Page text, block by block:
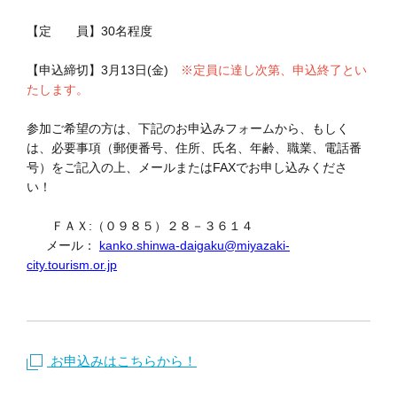
【定 員】30名程度
【申込締切】3月13日(金)
※定員に達し次第、申込終了とい
たします。
参加ご希望の方は、下記のお申込みフォームから、もしく
は、必要事項（郵便番号、住所、氏名、年齢、職業、電話番
号）をご記入の上、メールまたはFAXでお申し込みくださ
い！
ＦＡＸ: （０９８５）２８－３６１４
メール： kanko.shinwa-daigaku@miyazaki-
city.tourism.or.jp
お申込みはこちらから！